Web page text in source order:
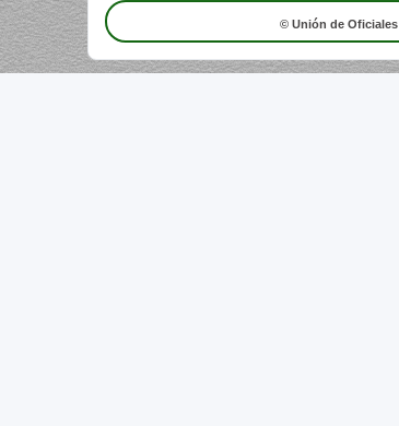
© Unión de